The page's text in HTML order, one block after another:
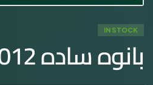
IN STOCK
بانوه ساده IDM-B012